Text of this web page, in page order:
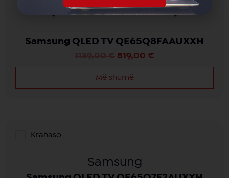
Samsung QLED TV QE65Q8FAAUXXH
819,00 €
Më shumë
Krahaso
Samsung